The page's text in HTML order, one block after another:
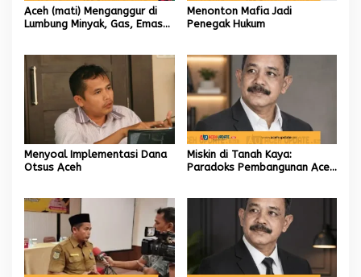
Aceh (mati) Menganggur di
Lumbung Minyak, Gas, Emas
Menonton Mafia Jadi
Penegak Hukum
Menyoal Implementasi Dana
Otsus Aceh
Miskin di Tanah Kaya:
Paradoks Pembangunan Aceh